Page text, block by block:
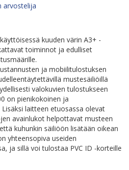
arvostelija
kuuden värin A3+ -
toiminnot ja edulliset
ja mobiilitulostuksen
mustesäiliöillä
valokuvien tulostukseen
on pienikokoinen ja
laitteen etuosassa olevat
avainlukot helpottavat musteen
kuhunkin säiliöön lisätään oikean
yhteensopiva useiden
ja sillä voi tulostaa PVC ID -korteille